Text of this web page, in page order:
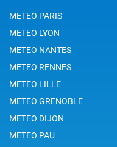
METEO PARIS
METEO LYON
METEO NANTES
METEO RENNES
METEO LILLE
METEO GRENOBLE
METEO DIJON
METEO PAU